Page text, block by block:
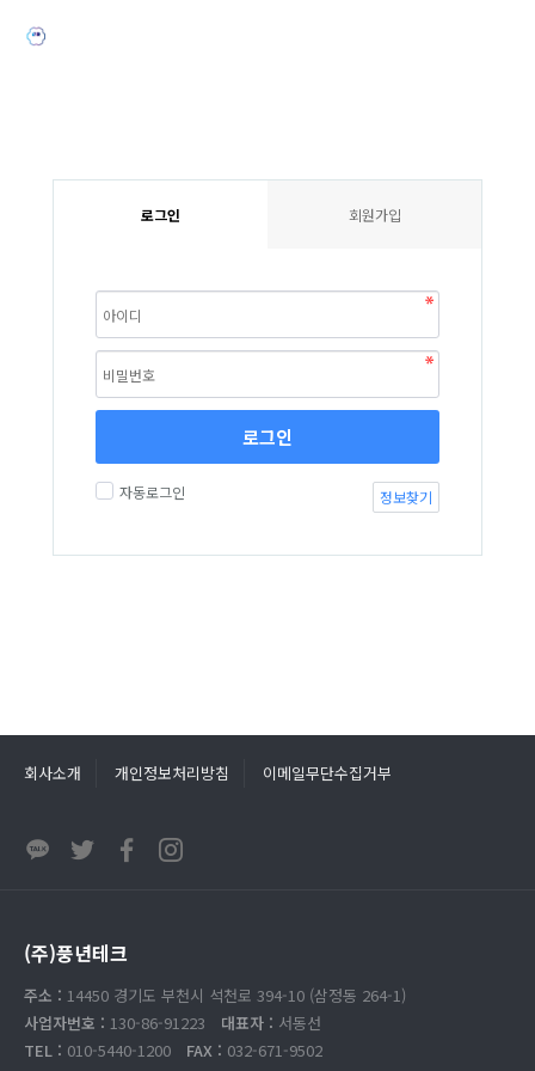
로그인 회원가입
로그인
자동로그인 정보찾기
회사소개 개인정보처리방침 이메일무단수집거부
(주)풍년테크
주소 : 14450 경기도 부천시 석천로 394-10 (삼정동 264-1)
사업자번호 : 130-86-91223 대표자 : 서동선
TEL : 010-5440-1200 FAX : 032-671-9502